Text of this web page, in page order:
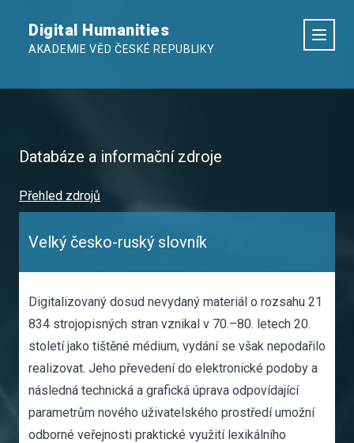
Digital Humanities
AKADEMIE VĚD ČESKÉ REPUBLIKY
Databáze a informační zdroje
Přehled zdrojů
Velký česko-ruský slovník
Digitalizovaný dosud nevydaný materiál o rozsahu 21
834 strojopisných stran vznikal v 70.–80. letech 20.
století jako tištěné médium, vydání se však nepodařilo
realizovat. Jeho převedení do elektronické podoby a
následná technická a grafická úprava odpovídající
parametrům nového uživatelského prostředí umožní
odborné veřejnosti praktické využití lexikálního